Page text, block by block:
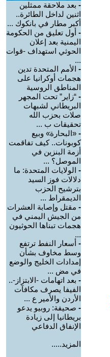
- بعد ملاحقة ممثلين
اثنين لداخل الطائرة..
أكبر مطار في بانكوك ...
- أول تعليق من الحكومة
اليمنية بعد إعلان
الحوثي استهداف -قوات
...
- الأمم المتحدة تدين
هجمات أوكرانيا على
المناطق الروسية
- “زاير” تحت المجهر
البريطاني لشبهات
صلات بحزب الله
تحقيقات ب ...
- «البحارة» وبيع
كوبونات.. كيف تفاقمت
أزمة البنزين في
الموصل؟ ...
- الولايات المتحدة: ما
دلالات فوز السيد
بترشيح الحزب
الديمقراط ...
- مقتل وإصابة العشرات
من الجيش اليمني في
هجمات تبناها الحوثيون
...
- أسعار النفط ترتفع
وسط مخاوف بشأن
إمدادات الخليج والوضع
في مض ...
- بعد اتهامات -الابتزاز-..
الفيفا يصرف مكافآت
الأردن والأمير ع ...
- صحيفة: روبيو يدعو
بريطانيا إلى زيادة
الإنفاق الدفاعي
المزيد.....